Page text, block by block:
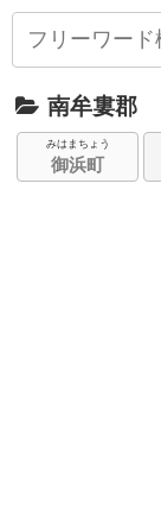
南牟婁郡
みはまちょう
御浜町